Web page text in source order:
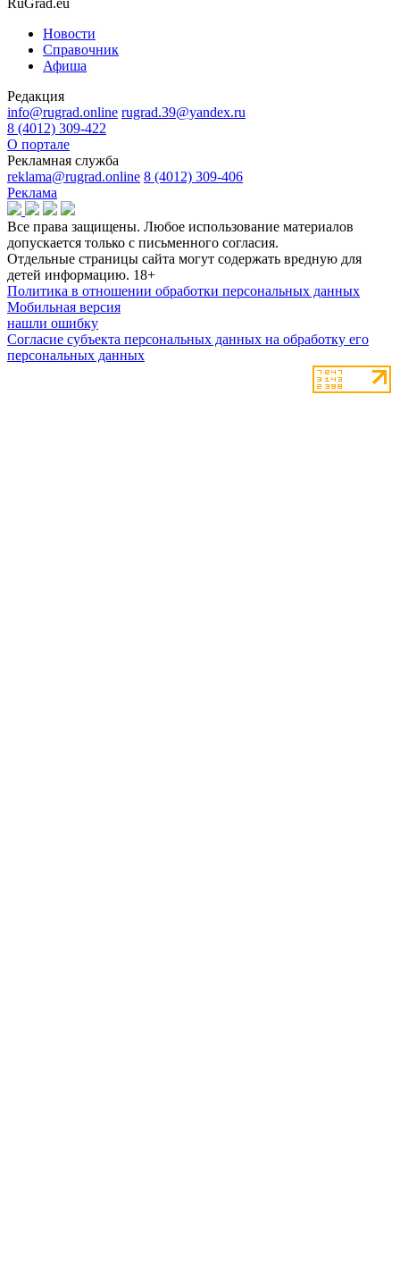
Новости
Справочник
Афиша
Редакция
info@rugrad.online rugrad.39@yandex.ru
8 (4012) 309-422
О портале
Рекламная служба
reklama@rugrad.online 8 (4012) 309-406
Реклама
Все права защищены. Любое использование материалов
допускается только с письменного согласия.
Отдельные страницы сайта могут содержать вредную для
детей информацию. 18+
Политика в отношении обработки персональных данных
Мобильная версия
нашли ошибку
Согласие субъекта персональных данных на обработку его
персональных данных